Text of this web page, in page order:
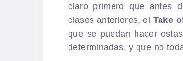
claro primero que antes
clases anteriores, el Take
que se puedan hacer
determinadas, y que no